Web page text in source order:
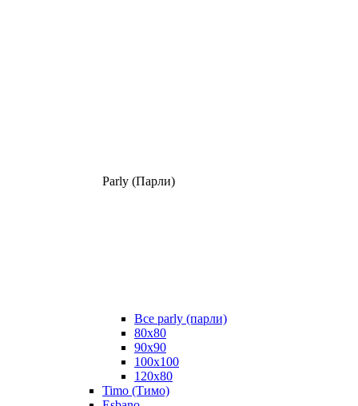
Parly (Парли)
Все parly (парли)
80x80
90x90
100x100
120x80
Timo (Тимо)